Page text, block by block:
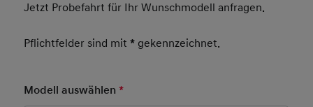
Jetzt Probefahrt für Ihr Wunschmodell anfragen.
Pflichtfelder sind mit* gekennzeichnet.
Modell auswählen*